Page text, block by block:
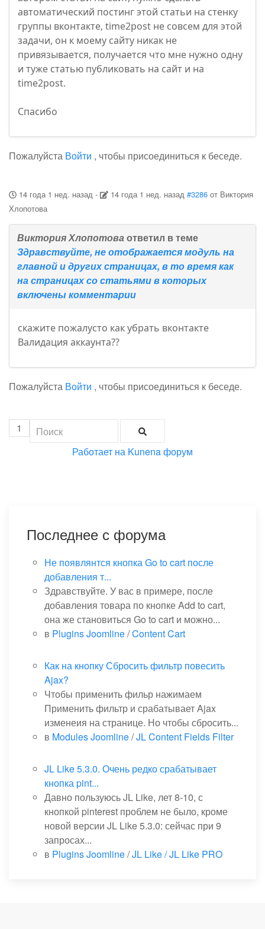
автоматический постинг этой статьи на стенку
группы вконтакте, time2post не совсем для этой
задачи, он к моему сайту никак не
привязывается, получается что мне нужно одну
и туже статью публиковать на сайт и на
time2post.
Спасибо
Пожалуйста Войти , чтобы присоединиться к беседе.
14 года 1 нед. назад- 14 года 1 нед. назад #3286 от Виктория
Хлопотова
Виктория Хлопотоваответил в теме
Здравствуйте, не отображается модуль на
главной и других страницах, в то время как
на страницах со статьями в которых
включены комментарии
скажите пожалусто как убрать вконтакте
Валидация аккаунта??
Пожалуйста Войти , чтобы присоединиться к беседе.
1
Работает на Kunena форум
Последнее с форума
Не появлянтся кнопка Go to cart после
добавления т...
Здравствуйте. У вас в примере, после
добавления товара по кнопке Add to cart,
она же становиться Go to cart и можно...
в Plugins Joomline/Content Cart
Как на кнопку Сбросить фильтр повесить
Ajax?
Чтобы применить фильр нажимаем
Применить фильтр и срабатывает Ajax
изменеия на странице. Но чтобы сбросить...
в Modules Joomline/JL Content Fields Filter
JL Like 5.3.0. Очень редко срабатывает
кнопка pint...
Давно пользуюсь JL Like, лет 8-10, с
кнопкой pinterest проблем не было, кроме
новой версии JL Like 5.3.0: сейчас при 9
запросах...
в Plugins Joomline/JL Like / JL Like PRO